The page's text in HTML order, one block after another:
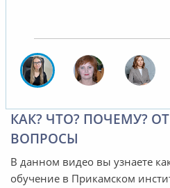
КАК? ЧТО? ПОЧЕМУ?
ВОПРОСЫ
В данном видео вы узнаете
обучение в Прикамском